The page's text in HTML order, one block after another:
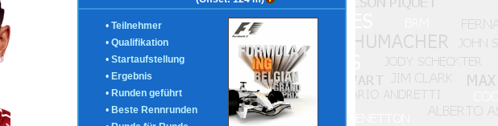
• Teilnehmer
• Qualifikation
• Startaufstellung
• Ergebnis
• Runden geführt
• Beste Rennrunden